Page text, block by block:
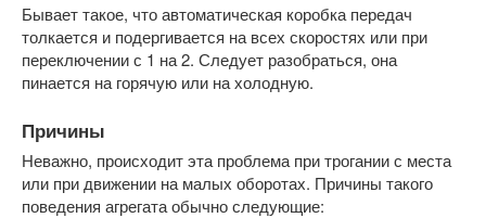
Бывает такое, что автоматическая коробка передач
толкается и подергивается на всех скоростях или при
переключении с 1 на 2. Следует разобраться, она
пинается на горячую или на холодную.
Причины
Неважно, происходит эта проблема при трогании с места
или при движении на малых оборотах. Причины такого
поведения агрегата обычно следующие: